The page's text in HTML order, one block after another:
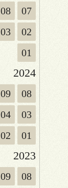
08
07
03
02
01
2024
09
08
04
03
02
01
2023
09
08